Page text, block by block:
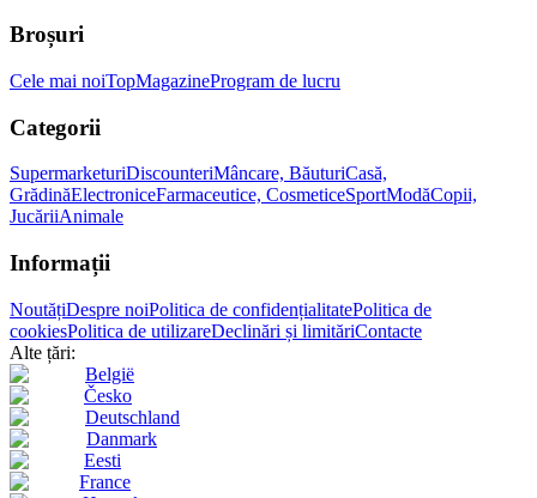
Broșuri
Cele mai noiTopMagazineProgram de lucru
Categorii
SupermarketuriDiscounteriMâncare, BăuturiCasă,
GrădinăElectroniceFarmaceutice, CosmeticeSportModăCopii,
JucăriiAnimale
Informații
NoutățiDespre noiPolitica de confidențialitatePolitica de
cookiesPolitica de utilizareDeclinări și limităriContacte
Alte țări:
België
Česko
Deutschland
Danmark
Eesti
France